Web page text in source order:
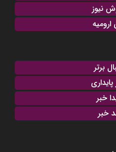
نیوز
ارومیه
برتر
پایداری
خبر
خبر